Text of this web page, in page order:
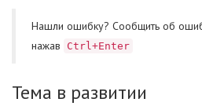
Нашли ошибку? Cообщить об
нажав
Ctrl+Enter
Тема в развитии